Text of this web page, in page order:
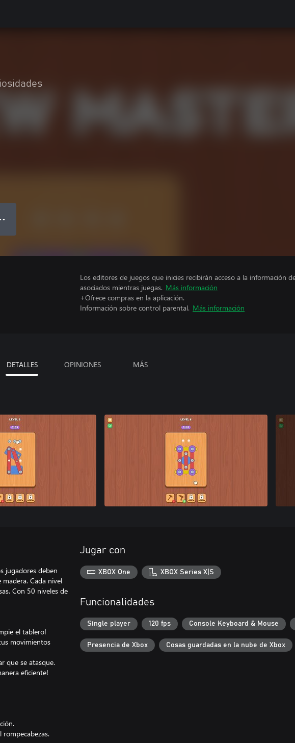
●
Los editores de juegos que inicies recibirán acceso a la información
asociados mientras juegas. Más información
+Ofrece compras en la aplicación.
Información sobre control parental. Más información
DETALLES OPINIONES MÁS
jugadores deben
Cada nivel
Con 50 niveles de
el tablero!
movimientos
que se atasque.
eficiente!
Jugar con
XBOX One XBOX Series X|S
Funcionalidades
Single player 120 fps Console Keyboard & Mouse
Presencia de Xbox Cosas guardadas en la nube de Xbox